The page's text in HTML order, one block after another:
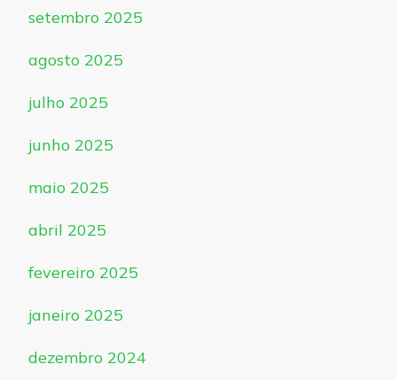
setembro 2025
agosto 2025
julho 2025
junho 2025
maio 2025
abril 2025
fevereiro 2025
janeiro 2025
dezembro 2024